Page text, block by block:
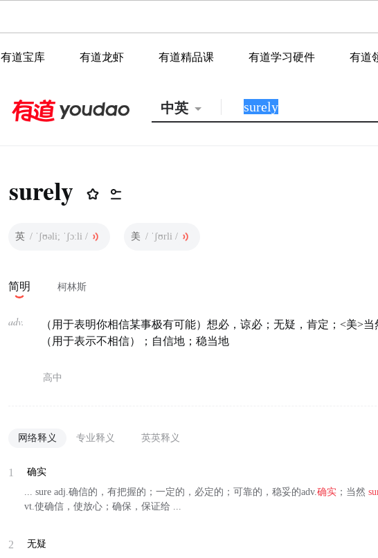
有道宝库 有道龙虾 有道精品课 有道学习硬件 有道
中英
surely
英 / ˈʃʊəli; ˈʃɔːli / 美 / ˈʃʊrli /
简明 柯林斯
adv.
（用于表明你相信某事极有可能）想必，谅必；无疑，肯定；<美>
（用于表示不相信）；自信地；稳当地
高中
网络释义 专业释义 英英释义
1
确实
... sure adj.确信的，有把握的；一定的，必定的；可靠的，稳妥的adv.确实 ；当然
vt.使确信，使放心；确保，保证给 ...
2
无疑